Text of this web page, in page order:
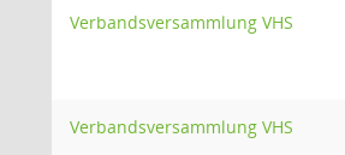
Verbandsversammlung VHS
Verbandsversammlung VHS